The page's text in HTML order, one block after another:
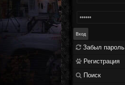
Забыл пароль
Регистрация
Поиск